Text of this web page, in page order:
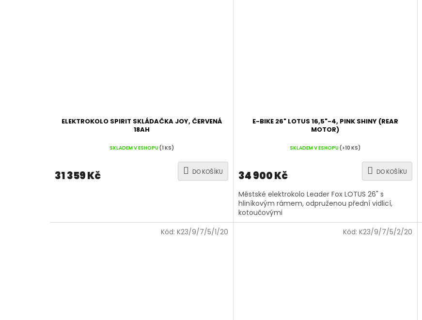
ELEKTROKOLO SPIRIT SKLÁDAČKA JOY, ČERVENÁ
18AH
SKLADEM V ESHOPU(1 KS)
31 359 Kč DO KOŠÍKU
E-BIKE 26" LOTUS 16,5"-4, PINK SHINY (REAR
MOTOR)
SKLADEM V ESHOPU(>10 KS)
34 900 Kč DO KOŠÍKU
Městské elektrokolo Leader Fox LOTUS 26" s
hliníkovým rámem, odpruženou přední vidlicí,
kotoučovými
Kód:K23/9/7/5/1/20 Kód: K23/9/7/5/2/20